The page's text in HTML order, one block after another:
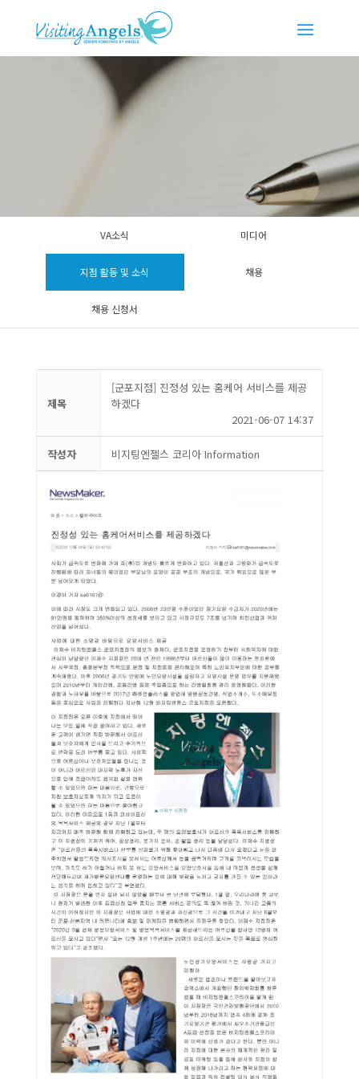
VA소식 미디어
지점 활동 및 소식 채용
채용 신청서
제목
[군포지점] 진정성 있는 홈케어 서비스를 제공
하겠다
2021-06-07 14:37
작성자 비지팅엔젤스 코리아 Information